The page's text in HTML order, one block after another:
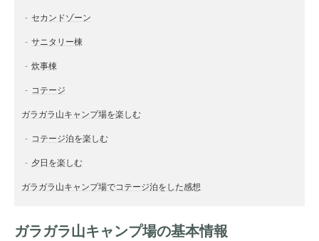
セカンドゾーン
サニタリー棟
炊事棟
コテージ
ガラガラ山キャンプ場を楽しむ
コテージ泊を楽しむ
夕日を楽しむ
ガラガラ山キャンプ場でコテージ泊をした感想
ガラガラ山キャンプ場の基本情報